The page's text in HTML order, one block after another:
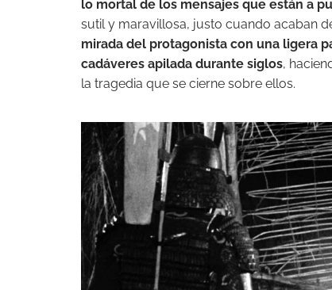
lo mortal de los mensajes que están a
sutil y maravillosa, justo cuando acaban
mirada del protagonista con una ligera
cadáveres apilada durante siglos,
la tragedia que se cierne sobre ellos.